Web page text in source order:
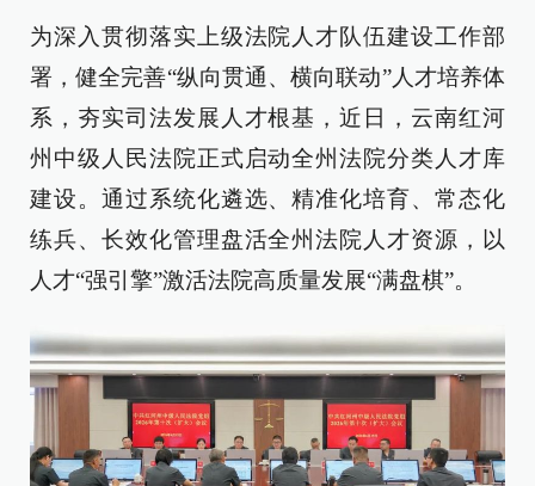
为深入贯彻落实上级法院人才队伍建设工作部
署，健全完善“纵向贯通、横向联动”人才培养体
系，夯实司法发展人才根基，近日，云南红河
州中级人民法院正式启动全州法院分类人才库
建设。通过系统化遴选、精准化培育、常态化
练兵、长效化管理盘活全州法院人才资源，以
人才“强引擎”激活法院高质量发展“满盘棋”。